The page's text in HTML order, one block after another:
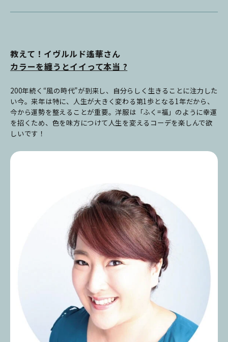
教えて！イヴルルド遙華さん
カラーを纏うとイイって本当 ?
200年続く“風の時代”が到来し、自分らしく生きることに注力した
い今。来年は特に、人生が大きく変わる第1歩となる1年だから、
今から運勢を整えることが重要。洋服は「ふく=福」のように幸運
を招くため、色を味方につけて人生を変えるコーデを楽しんで欲
しいです！